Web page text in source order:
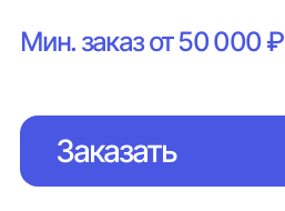
Мин. заказ от 50 000 ₽
Заказать